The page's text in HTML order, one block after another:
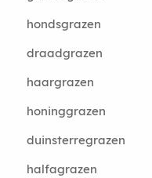
hondsgrazen
draadgrazen
haargrazen
honinggrazen
duinsterregrazen
halfagrazen